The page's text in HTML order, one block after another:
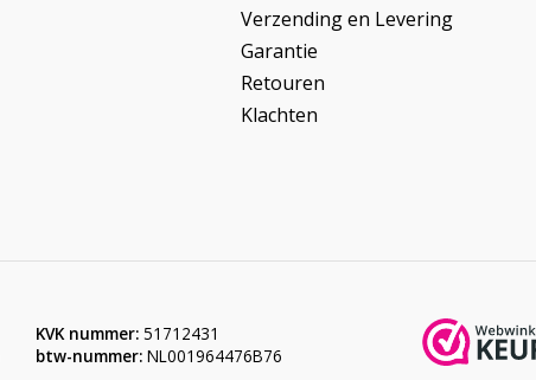
Verzending en Levering
Garantie
Retouren
Klachten
KVK nummer: 51712431
btw-nummer: NL001964476B76